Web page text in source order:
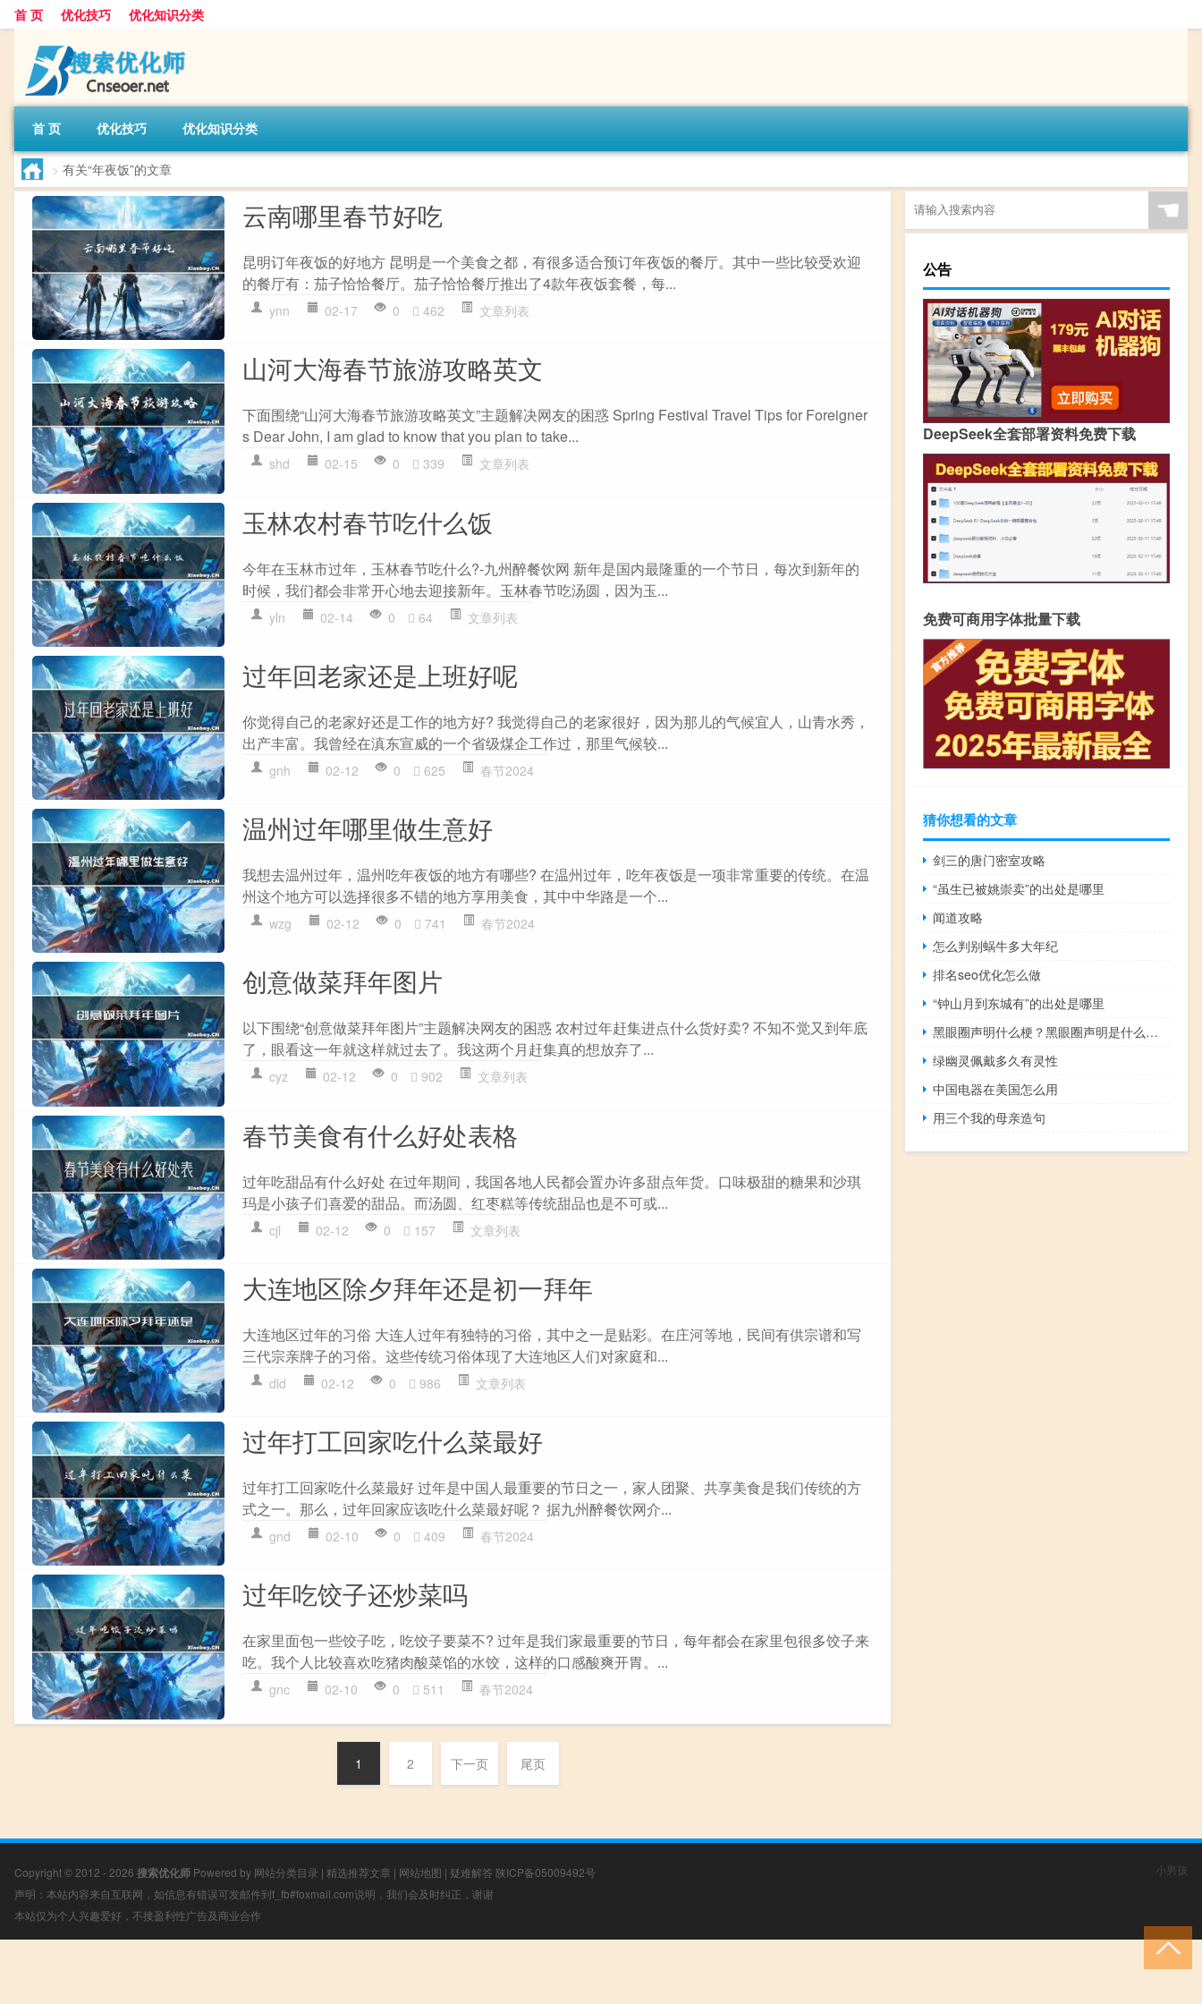
首 页 优化技巧 优化知识分类
首 页 优化技巧 优化知识分类
> 有关“年夜饭”的文章
云南哪里春节好吃
昆明订年夜饭的好地方 昆明是一个美食之都，有很多适合预订年夜饭的餐厅。其中一些比较受欢迎
的餐厅有：茄子恰恰餐厅。茄子恰恰餐厅推出了4款年夜饭套餐，每...
ynn 02-17 0 462 文章列表
山河大海春节旅游攻略英文
下面围绕“山河大海春节旅游攻略英文”主题解决网友的困惑 Spring Festival Travel Tips for Foreigner
s Dear John, I am glad to know that you plan to take...
shd 02-15 0 339 文章列表
玉林农村春节吃什么饭
今年在玉林市过年，玉林春节吃什么?-九州醉餐饮网 新年是国内最隆重的一个节日，每次到新年的
时候，我们都会非常开心地去迎接新年。玉林春节吃汤圆，因为玉...
yln 02-14 0 64 文章列表
过年回老家还是上班好呢
你觉得自己的老家好还是工作的地方好? 我觉得自己的老家很好，因为那儿的气候宜人，山青水秀，
出产丰富。我曾经在滇东宣威的一个省级煤企工作过，那里气候较...
gnh 02-12 0 625 春节2024
温州过年哪里做生意好
我想去温州过年，温州吃年夜饭的地方有哪些? 在温州过年，吃年夜饭是一项非常重要的传统。在温
州这个地方可以选择很多不错的地方享用美食，其中中华路是一个...
wzg 02-12 0 741 春节2024
创意做菜拜年图片
以下围绕“创意做菜拜年图片”主题解决网友的困惑 农村过年赶集进点什么货好卖? 不知不觉又到年底
了，眼看这一年就这样就过去了。我这两个月赶集真的想放弃了...
cyz 02-12 0 902 文章列表
春节美食有什么好处表格
过年吃甜品有什么好处 在过年期间，我国各地人民都会置办许多甜点年货。口味极甜的糖果和沙琪
玛是小孩子们喜爱的甜品。而汤圆、红枣糕等传统甜品也是不可或...
cjl 02-12 0 157 文章列表
大连地区除夕拜年还是初一拜年
大连地区过年的习俗 大连人过年有独特的习俗，其中之一是贴彩。在庄河等地，民间有供宗谱和写
三代宗亲牌子的习俗。这些传统习俗体现了大连地区人们对家庭和...
dld 02-12 0 986 文章列表
过年打工回家吃什么菜最好
过年打工回家吃什么菜最好 过年是中国人最重要的节日之一，家人团聚、共享美食是我们传统的方
式之一。那么，过年回家应该吃什么菜最好呢？ 据九州醉餐饮网介...
gnd 02-10 0 409 春节2024
过年吃饺子还炒菜吗
在家里面包一些饺子吃，吃饺子要菜不? 过年是我们家最重要的节日，每年都会在家里包很多饺子来
吃。我个人比较喜欢吃猪肉酸菜馅的水饺，这样的口感酸爽开胃。...
gnc 02-10 0 511 春节2024
1 2 下一页 尾页
☚
公告
DeepSeek全套部署资料免费下载
免费可商用字体批量下载
猜你想看的文章
剑三的唐门密室攻略
“虽生已被姚崇卖”的出处是哪里
闻道攻略
怎么判别蜗牛多大年纪
排名seo优化怎么做
“钟山月到东城有”的出处是哪里
黑眼圈声明什么梗？黑眼圈声明是什么意思什么梗
绿幽灵佩戴多久有灵性
中国电器在美国怎么用
用三个我的母亲造句
Copyright © 2012 - 2026 搜索优化师 Powered by 网站分类目录 | 精选推荐文章 | 网站地图 | 疑难解答 陕ICP备05009492号
声明：本站内容来自互联网，如信息有错误可发邮件到f_fb#foxmail.com说明，我们会及时纠正，谢谢
本站仅为个人兴趣爱好，不接盈利性广告及商业合作
小男孩